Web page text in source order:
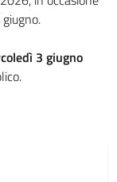
3 giugno